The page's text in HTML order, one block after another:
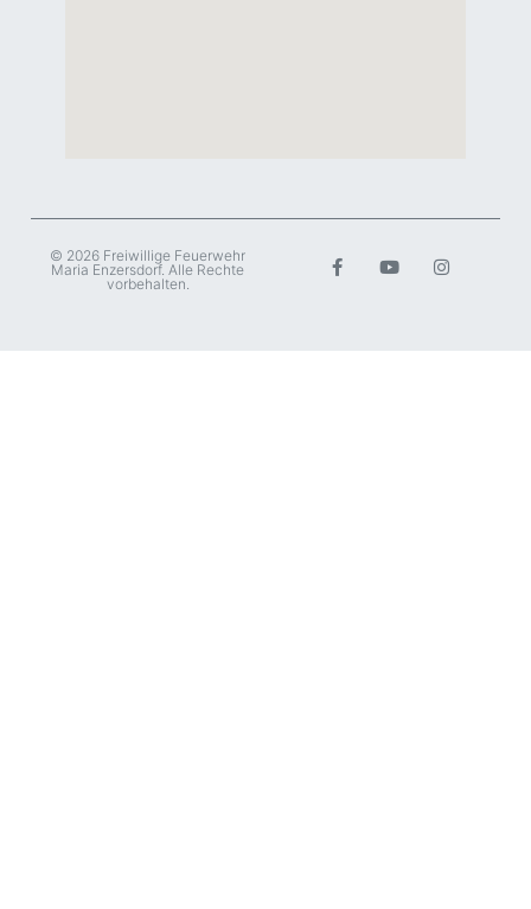
© 2026 Freiwillige Feuerwehr
Maria Enzersdorf. Alle Rechte
vorbehalten.